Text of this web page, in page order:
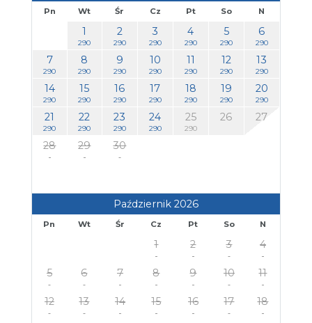
Pn Wt Śr Cz Pt So N
1
290
2
290
3
290
4
290
5
290
6
290
7
290
8
290
9
290
10
290
11
290
12
290
13
290
14
290
15
290
16
290
17
290
18
290
19
290
20
290
21
290
22
290
23
290
24
290
25
290
26 27
28 29 30
Październik 2026
Pn Wt Śr Cz Pt So N
1 2 3 4
5 6 7 8 9 10 11
12 13 14 15 16 17 18